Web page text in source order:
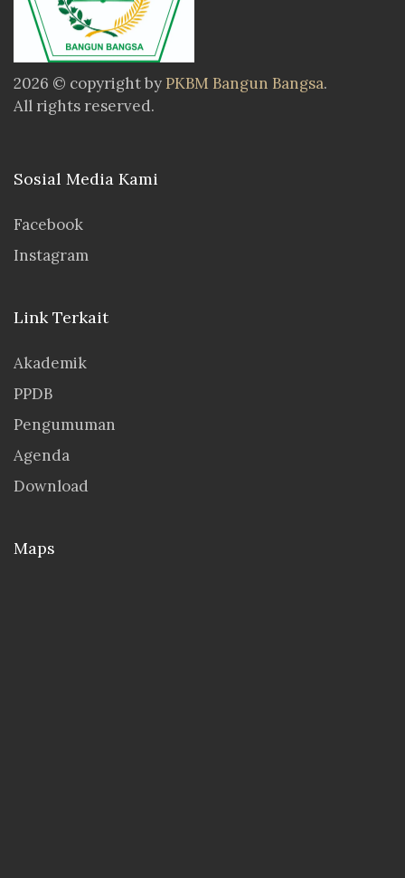
2026 © copyright by PKBM Bangun Bangsa.
All rights reserved.
Sosial Media Kami
Facebook
Instagram
Link Terkait
Akademik
PPDB
Pengumuman
Agenda
Download
Maps